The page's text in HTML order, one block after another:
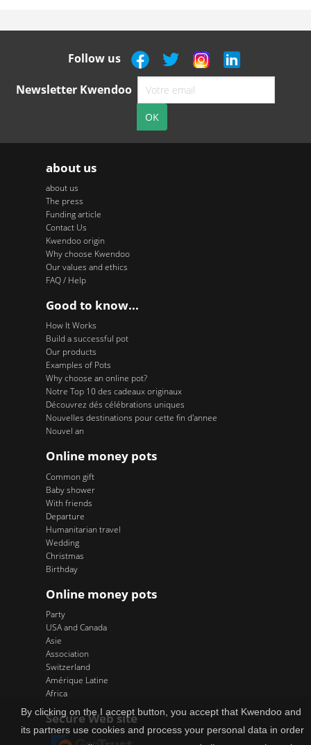
Follow us
Newsletter Kwendoo
about us
about us
The press
Funding article
Contact Us
Kwendoo origin
Why choose Kwendoo
Our values and ethics
FAQ / Help
Good to know...
How It Works
Build a successful pot
Our products
Examples of Pots
Why choose an online pot?
Notre Top 10 des cadeaux originaux
Découvrez dés célébrations uniques
Nouvelles destinations pour cette fin d'annee
Nouvel an
Online money pots
Common gift
Baby shower
With friends
Departure
Humanitarian travel
Wedding
Christmas
Birthday
Online money pots
Party
USA and Canada
Asie
Association
Switzerland
Amérique Latine
Africa
Secure Web site
By clicking on the I accept button, you accept that Kwendoo and
its partners use cookies and process your personal data in order